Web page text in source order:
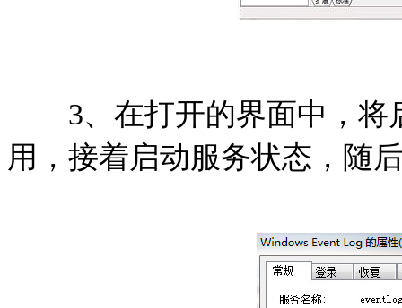
3、在打开的界面中，将
用，接着启动服务状态，随